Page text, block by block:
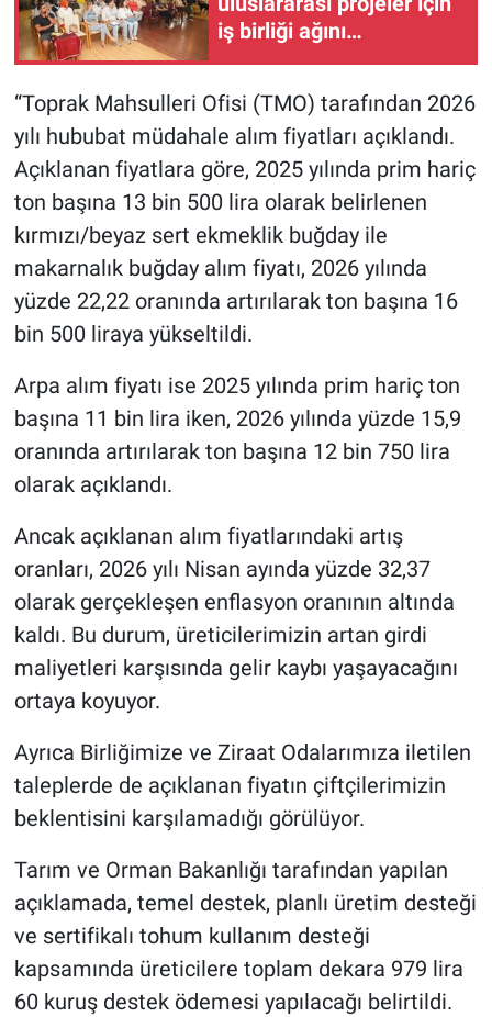
iş birliği ağını
güçlendiriyor
“Toprak Mahsulleri Ofisi (TMO) tarafından 2026
yılı hububat müdahale alım fiyatları açıklandı.
Açıklanan fiyatlara göre, 2025 yılında prim hariç
ton başına 13 bin 500 lira olarak belirlenen
kırmızı/beyaz sert ekmeklik buğday ile
makarnalık buğday alım fiyatı, 2026 yılında
yüzde 22,22 oranında artırılarak ton başına 16
bin 500 liraya yükseltildi.
Arpa alım fiyatı ise 2025 yılında prim hariç ton
başına 11 bin lira iken, 2026 yılında yüzde 15,9
oranında artırılarak ton başına 12 bin 750 lira
olarak açıklandı.
Ancak açıklanan alım fiyatlarındaki artış
oranları, 2026 yılı Nisan ayında yüzde 32,37
olarak gerçekleşen enflasyon oranının altında
kaldı. Bu durum, üreticilerimizin artan girdi
maliyetleri karşısında gelir kaybı yaşayacağını
ortaya koyuyor.
Ayrıca Birliğimize ve Ziraat Odalarımıza iletilen
taleplerde de açıklanan fiyatın çiftçilerimizin
beklentisini karşılamadığı görülüyor.
Tarım ve Orman Bakanlığı tarafından yapılan
açıklamada, temel destek, planlı üretim desteği
ve sertifikalı tohum kullanım desteği
kapsamında üreticilere toplam dekara 979 lira
60 kuruş destek ödemesi yapılacağı belirtildi.